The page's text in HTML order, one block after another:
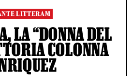
LITTERAM
LA “DONNA DEL
COLONNA